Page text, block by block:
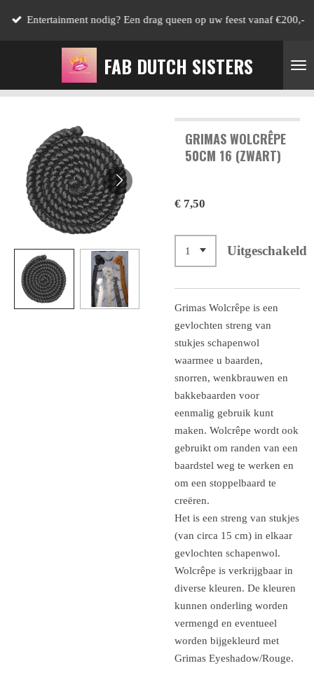
Ga
hoofdinhoud
FAB DUTCH SISTERS
Entertainment nodig? Een drag queen op uw feest vanaf €200,-
GRIMAS WOLCRÊPE
50CM 16 (ZWART)
€ 7,50
Uitgeschakeld
Grimas Wolcrêpe is een
gevlochten streng van
stukjes schapenwol
waarmee u baarden,
snorren, wenkbrauwen en
bakkebaarden voor
eenmalig gebruik kunt
maken. Wolcrêpe wordt ook
gebruikt om randen van een
baardstel weg te werken en
om een stoppelbaard te
creëren.
Het is een streng van stukjes
(van circa 15 cm) in elkaar
gevlochten schapenwol.
Wolcrêpe is verkrijgbaar in
diverse kleuren. De kleuren
kunnen onderling worden
vermengd en eventueel
worden bijgekleurd met
Grimas Eyeshadow/Rouge.